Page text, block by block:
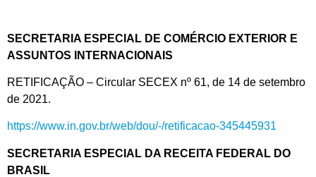
SECRETARIA ESPECIAL DE COMÉRCIO EXTERIOR E
ASSUNTOS INTERNACIONAIS
RETIFICAÇÃO – Circular SECEX nº 61, de 14 de setembro
de 2021.
https://www.in.gov.br/web/dou/-/retificacao-345445931
SECRETARIA ESPECIAL DA RECEITA FEDERAL DO
BRASIL